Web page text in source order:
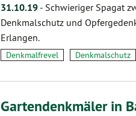
31.10.19 - Schwieriger Spagat
Denkmalschutz und
Erlangen.
Denkmalfrevel Denkmalschutz
Gartendenkmäler in